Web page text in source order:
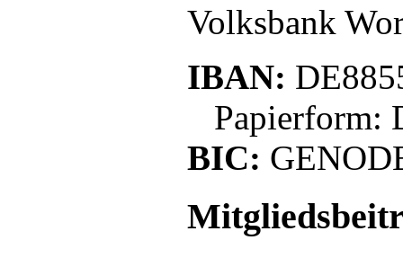
Volksbank
IBAN:
Papierform:
BIC: